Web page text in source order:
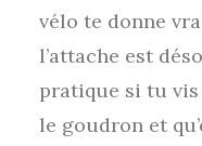
vélo te donne
l’attache est
pratique si tu
le goudron et